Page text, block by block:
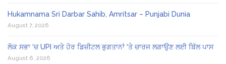
Hukamnama Sri Darbar Sahib, Amritsar – Punjabi Dunia
August 7, 2026
ਲੋਕ ਸਭਾ ‘ਚ UPI ਅਤੇ ਹੋਰ ਡਿਜ਼ੀਟਲ ਭੁਗਤਾਨਾਂ ‘ਤੇ ਚਾਰਜ ਲਗਾਉਣ ਲਈ ਬਿੱਲ ਪਾਸ
August 6, 2026